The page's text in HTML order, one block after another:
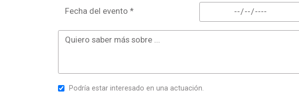
Fecha del evento *
Podría estar interesado en una actuación.